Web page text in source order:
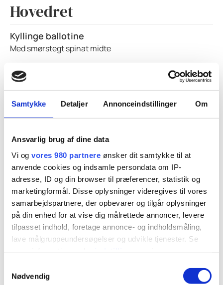
Samtykke Detaljer Annonceindstillinger Om
Ansvarlig brug af dine data
Vi og vores 980 partnere ønsker dit samtykke til at
anvende cookies og indsamle persondata om IP-
adresse, ID og din browser til præferencer, statistik og
marketingformål. Disse oplysninger videregives til vores
samarbejdspartnere, der opbevarer og tilgår oplysninger
på din enhed for at vise dig målrettede annoncer, levere
tilpasset indhold, foretage annonce- og indholdsmåling,
lave målgruppeundersøgelser og udvikle tjenester. Se
tilbage eller ændre indstillinger fra vores
Nødvendig
Hovedret
Kyllinge ballotine
Med smørstegt spinat midte
Svinekæber
Med timian & løg
Vol au vent
Med jordskokke & sprøde rødder
Friteret kartoffel
Med urter & vesterhavsost
Årstidens salat
Med årstiden udvalg af råvarer
Løvstikkesauce
Monteret med smør & tilsmagt med kalvefond
Dessert
gastro13s tiramisu